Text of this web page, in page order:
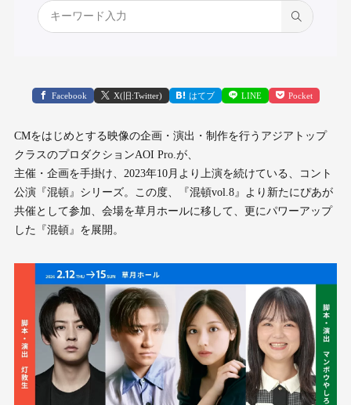
Facebook X(旧:Twitter) はてブ LINE Pocket
CMをはじめとする映像の企画・演出・制作を行うアジアトップ
クラスのプロダクションAOI Pro.が、
主催・企画を手掛け、2023年10月より上演を続けている、コント
公演『混頓』シリーズ。この度、『混頓vol.8』より新たにぴあが
共催として参加、会場を草月ホールに移して、更にパワーアップ
した『混頓』を展開。